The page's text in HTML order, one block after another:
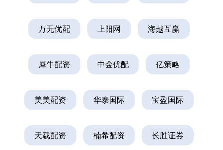
万无优配 上阳网 海越互赢
犀牛配资 中金优配 亿策略
美美配资 华泰国际 宝盈国际
天载配资 楠希配资 长胜证券